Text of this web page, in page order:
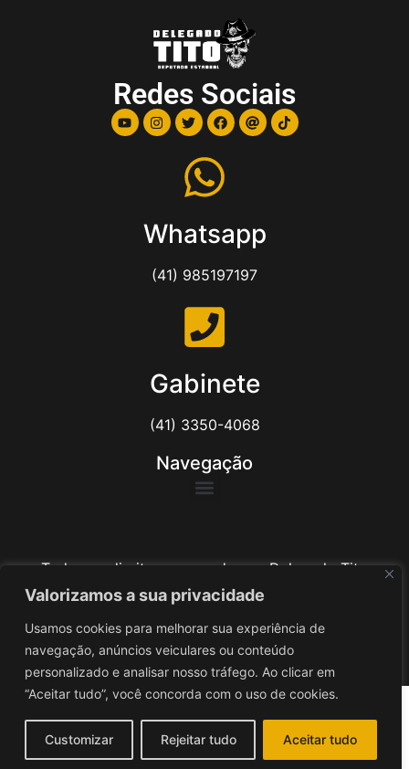
Valorizamos a sua privacidade
Usamos cookies para melhorar sua experiência de
navegação, anúncios veiculares ou conteúdo
personalizado e analisar nosso tráfego. Ao clicar em
“Aceitar tudo”, você concorda com o uso de cookies.
Customizar Rejeitar tudo Aceitar tudo
Redes Sociais
Whatsapp
(41) 985197197
Gabinete
(41) 3350-4068
Navegação
Todos os direitos reservados ao Delegado Tito
Barichello
Desenvolvido poriv3